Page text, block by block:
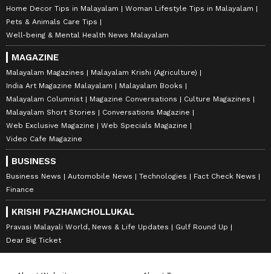
Home Decor Tips in Malayalam
Woman Lifestyle Tips in Malayalam
Pets & Animals Care Tips
Well-being & Mental Health News Malayalam
MAGAZINE
Malayalam Magazines
Malayalam Krishi (Agriculture)
India Art Magazine Malayalam
Malayalam Books
Malayalam Columnist
Magazine Conversations
Culture Magazines
Malayalam Short Stories
Conversations Magazine
Web Exclusive Magazine
Web Specials Magazine
Video Cafe Magazine
BUSINESS
Business News Automobile News Technologies
Fact Check News
Finance
KRISHI PAZHAMCHOLLUKAL
Pravasi Malayali World, News & Life Updates
Gulf Round Up
Dear Big Ticket